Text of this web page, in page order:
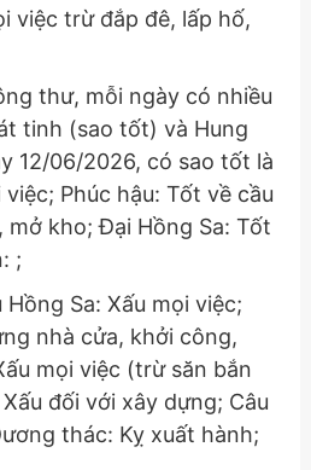
việc trừ đắp đê, lấp hố,
thư, mỗi ngày có nhiều
tinh (sao tốt) và Hung
12/06/2026, có sao tốt là
Phúc hậu: Tốt về cầu
kho; Đại Hồng Sa: Tốt
;
Hồng Sa: Xấu mọi việc;
nhà cửa, khởi công,
mọi việc (trừ săn bắn
đối với xây dựng; Câu
thác: Kỵ xuất hành;